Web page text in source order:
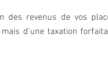
des revenus de vos
d’une taxation